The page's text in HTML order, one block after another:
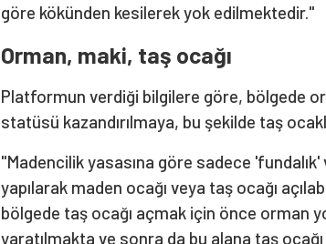
göre kökünden kesilerek yok edilmektedir."
Orman, maki, taş ocağı
Platformun verdiği bilgilere göre, bölgede
statüsü kazandırılmaya, bu şekilde taş
"Madencilik yasasına göre sadece
yapılarak maden ocağı veya taş ocağı
bölgede taş ocağı açmak için önce orman
yaratılmakta ve sonra da bu alana taş